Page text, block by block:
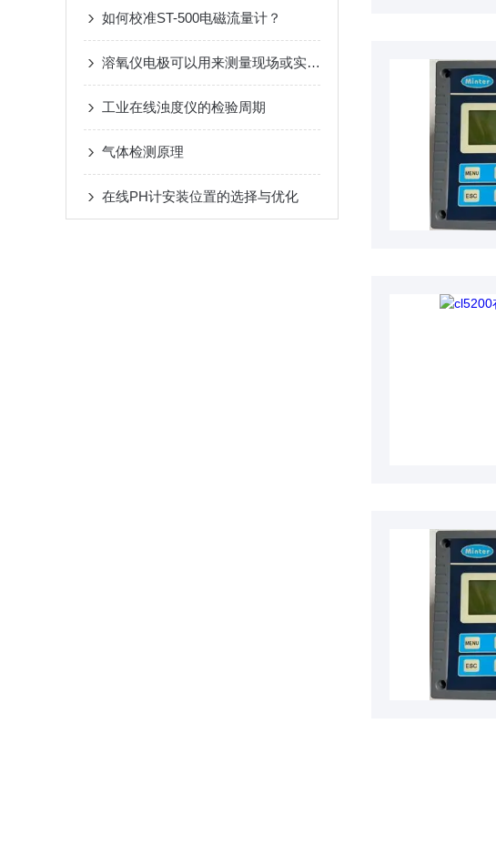
如何校准ST-500电磁流量计？
溶氧仪电极可以用来测量现场或实验室内被测样品水溶液内的溶氧含量
工业在线浊度仪的检验周期
气体检测原理
在线PH计安装位置的选择与优化